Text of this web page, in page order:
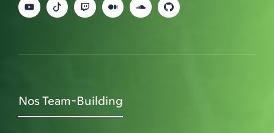
Nos Team-Building